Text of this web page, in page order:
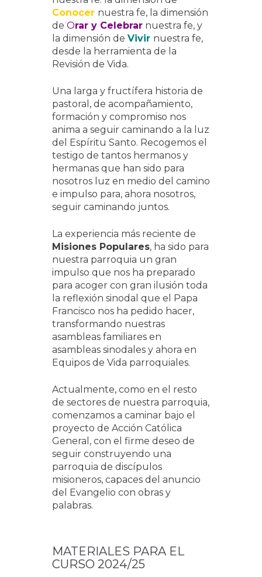
Conocer nuestra fe, la dimensión
de Orar y Celebrar nuestra fe, y
la dimensión de Vivir nuestra fe,
desde la herramienta de la
Revisión de Vida.
Una larga y fructífera historia de
pastoral, de acompañamiento,
formación y compromiso nos
anima a seguir caminando a la luz
del Espíritu Santo. Recogemos el
testigo de tantos hermanos y
hermanas que han sido para
nosotros luz en medio del camino
e impulso para, ahora nosotros,
seguir caminando juntos.
La experiencia más reciente de
Misiones Populares, ha sido para
nuestra parroquia un gran
impulso que nos ha preparado
para acoger con gran ilusión toda
la reflexión sinodal que el Papa
Francisco nos ha pedido hacer,
transformando nuestras
asambleas familiares en
asambleas sinodales y ahora en
Equipos de Vida parroquiales.
Actualmente, como en el resto
de sectores de nuestra parroquia,
comenzamos a caminar bajo el
proyecto de Acción Católica
General, con el firme deseo de
seguir construyendo una
parroquia de discípulos
misioneros, capaces del anuncio
del Evangelio con obras y
palabras.
MATERIALES PARA EL
CURSO 2024/25